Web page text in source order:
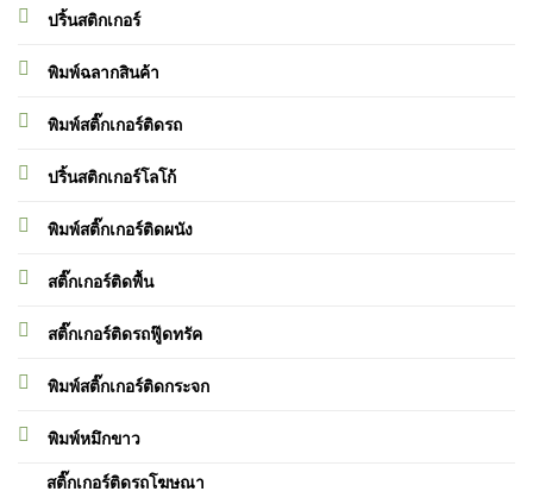
ปริ้นสติกเกอร์
พิมพ์ฉลากสินค้า
พิมพ์สติ๊กเกอร์ติดรถ
ปริ้นสติกเกอร์โลโก้
พิมพ์สติ๊กเกอร์ติดผนัง
สติ๊กเกอร์ติดพื้น
สติ๊กเกอร์ติดรถฟู๊ดทรัค
พิมพ์สติ๊กเกอร์ติดกระจก
พิมพ์หมึกขาว
สติ๊กเกอร์ติดรถโฆษณา